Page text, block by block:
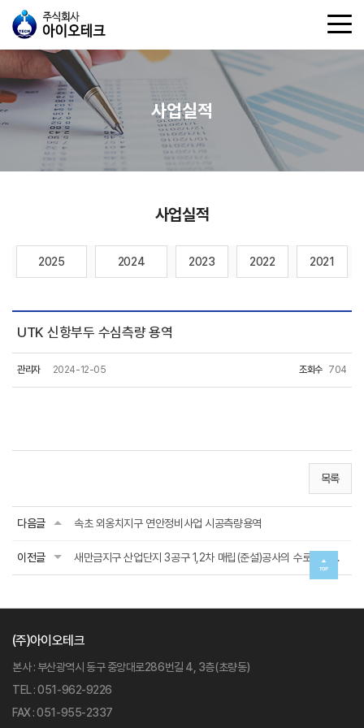
사업실적
사업실적
2025 2024 2023 2022 2021
UTK 신항부두 수심측량 용역
관리자 2024-12-05 조회수 704
목록
다음글 속초 외옹치지구 연안정비사업 시공측량용역
이전글 새만금지구 산업단지 3공구 1,2차 매립(준설)공사의 수로고시측량
(주)아이오테크
본사 : 부산광역시 동구 중앙대로286번길 4, 3층(초량동)
TEL : 051-962-9226
FAX : 051-955-2337